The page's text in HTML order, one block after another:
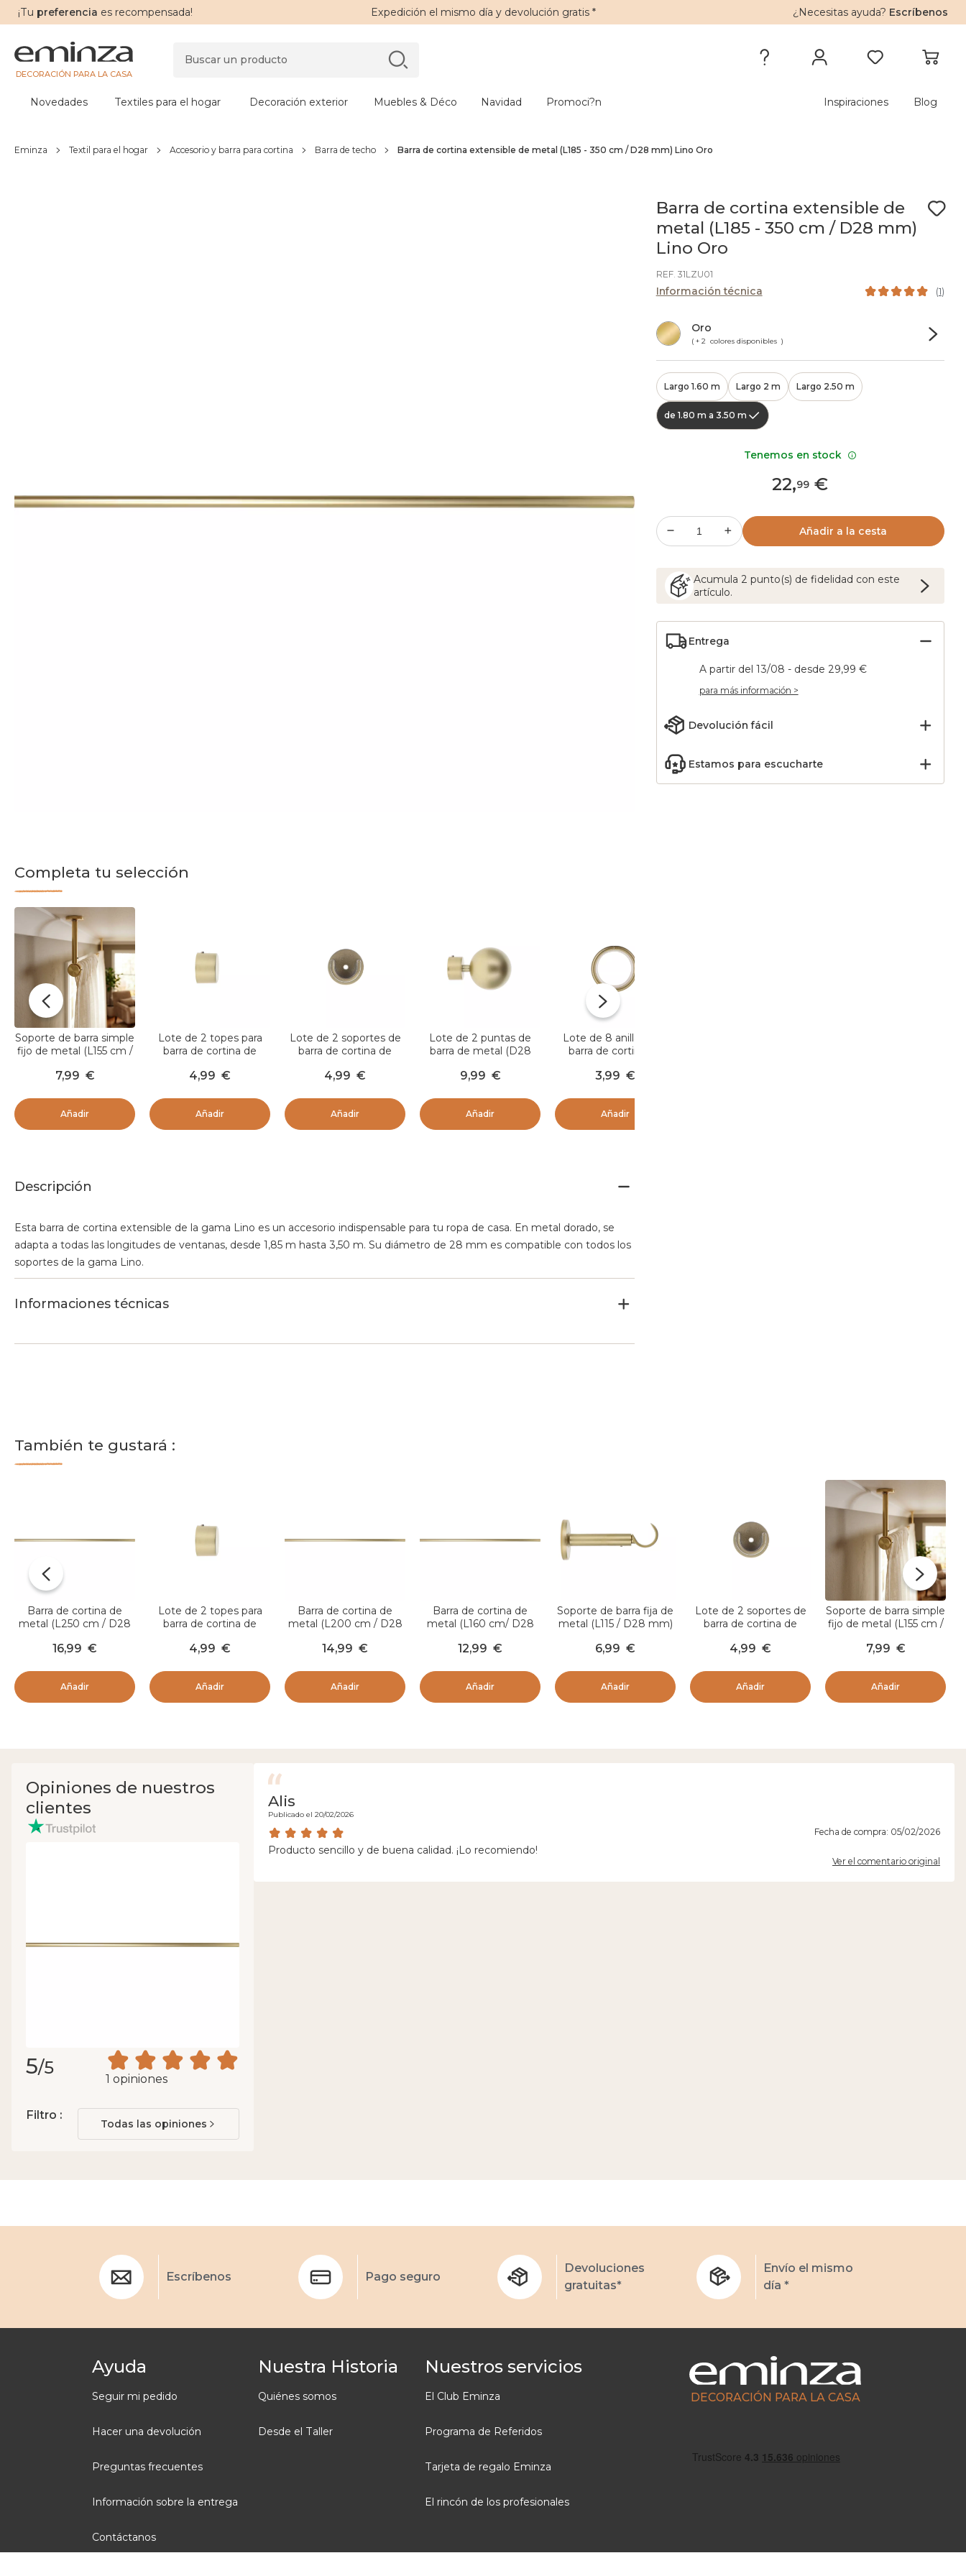
¡Tu preferencia es recompensada! Expedición el mismo día y devolución gratis* ¿Necesitas ayuda? Escríbenos
DECORACIÓN PARA LA CASA
Novedades Textiles para el hogar Decoración exterior Muebles & Déco Navidad Promoci?n Inspiraciones Blog
Eminza Textil para el hogar Accesorio y barra para cortina Barra de techo Barra de cortina extensible de metal (L185 - 350 cm / D28 mm) Lino Oro
Barra de cortina extensible de
metal (L185 - 350 cm / D28 mm)
Lino Oro
REF. 31LZU01
Información técnica (1)
Oro
( + 2 colores disponibles )
Largo 1.60 m Largo 2 m Largo 2.50 m
de 1.80 m a 3.50 m
22,99 €
Añadir a la cesta
Acumula 2 punto(s) de fidelidad con este
artículo.
Entrega
A partir del 13/08 - desde 29,99 €
para más información >
Devolución fácil
Estamos para escucharte
Completa tu selección
Soporte de barra simple
fijo de metal (L155 cm /
7,99 €
Añadir
Lote de 2 topes para
barra de cortina de
Oro
4,99 €
Añadir
Lote de 2 soportes de
barra de cortina de
Oro
4,99 €
Añadir
Lote de 2 puntas de
barra de metal (D28
9,99 €
Añadir
Lote de 8 anillas para
barra de cortina de
Oro
3,99 €
Añadir
Descripción
Esta barra de cortina extensible de la gama Lino es un accesorio indispensable para tu ropa de casa. En metal dorado, se
adapta a todas las longitudes de ventanas, desde 1,85 m hasta 3,50 m. Su diámetro de 28 mm es compatible con todos los
soportes de la gama Lino.
Informaciones técnicas
También te gustará :
Barra de cortina de
metal (L250 cm / D28
16,99 €
Añadir
Lote de 2 topes para
barra de cortina de
Oro
4,99 €
Añadir
Barra de cortina de
metal (L200 cm / D28
14,99 €
Añadir
Barra de cortina de
metal (L160 cm/ D28
12,99 €
Añadir
Soporte de barra fija de
metal (L115 / D28 mm)
6,99 €
Añadir
Lote de 2 soportes de
barra de cortina de
Oro
4,99 €
Añadir
Soporte de barra simple
fijo de metal (L155 cm /
7,99 €
Añadir
Opiniones de nuestros
clientes
5/5
1 opiniones
Filtro :
Todas las opiniones
Alis
Publicado el 20/02/2026
Fecha de compra: 05/02/2026
Producto sencillo y de buena calidad. ¡Lo recomiendo!
Ver el comentario original
Escríbenos Pago seguro
Devoluciones
gratuitas*
Envío el mismo
día *
Ayuda
Seguir mi pedido
Hacer una devolución
Preguntas frecuentes
Información sobre la entrega
Contáctanos
Nuestra Historia
Quiénes somos
Desde el Taller
Nuestros servicios
El Club Eminza
Programa de Referidos
Tarjeta de regalo Eminza
El rincón de los profesionales
DECORACIÓN PARA LA CASA